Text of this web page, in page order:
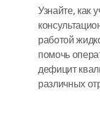
Узнайте, как
работой
помочь
дефицит
различных